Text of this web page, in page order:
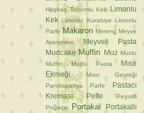
Haşhaş Tohumlu Kek
Limonlu
Kek Limonlu Kurabiye Limonlu
Parfe Makaron Mereng Meyve
Aranjmanı
Meyveli Pasta
Mudcake Muffin Muz Muzlu
Muffin
Muzlu Pasta
Mısır
Ekmeği
Mısır Gevreği
Pandispanya
Parfe
Pastacı
Kreması
Pelte
Peynirli
Poğaça
Portakal
Portakallı